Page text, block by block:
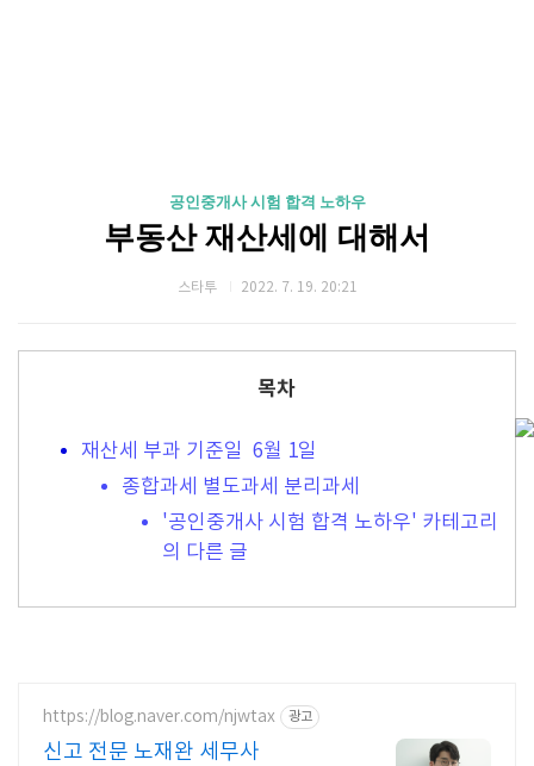
공인중개사 시험 합격 노하우
부동산 재산세에 대해서
스타투 2022. 7. 19. 20:21
목차
재산세 부과 기준일 6월 1일
종합과세 별도과세 분리과세
'공인중개사 시험 합격 노하우' 카테고리
의 다른 글
https://blog.naver.com/njwtax 광고
신고 전문 노재완 세무사